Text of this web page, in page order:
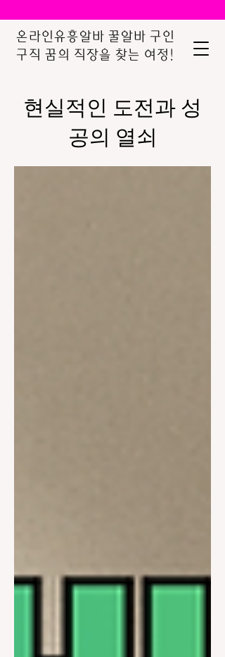
온라인유흥알바 꿀알바 구인
구직 꿈의 직장을 찾는 여정!
현실적인 도전과 성
공의 열쇠